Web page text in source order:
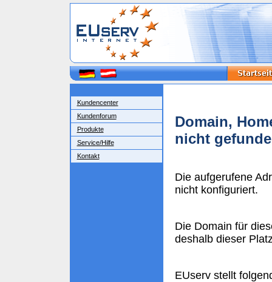
Kundencenter
Kundenforum
Produkte
Service/Hilfe
Kontakt
Domain,
nicht
Die aufgerufene
nicht konfiguriert.
Die Domain für
deshalb dieser
EUserv stellt